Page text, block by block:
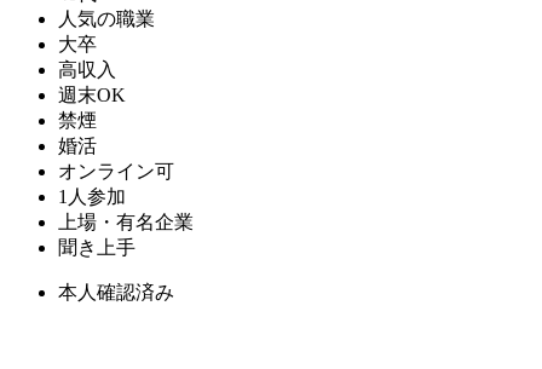
人気の職業
大卒
高収入
週末OK
禁煙
婚活
オンライン可
1人参加
上場・有名企業
聞き上手
本人確認済み